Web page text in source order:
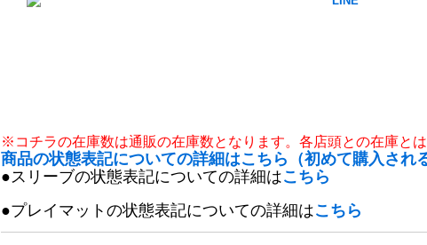
※コチラの在庫数は通販の在庫数となります。各店頭との在庫とは
商品の状態表記についての詳細はこちら（初めて購入され
●スリーブの状態表記についての詳細はこちら
●プレイマットの状態表記についての詳細はこちら